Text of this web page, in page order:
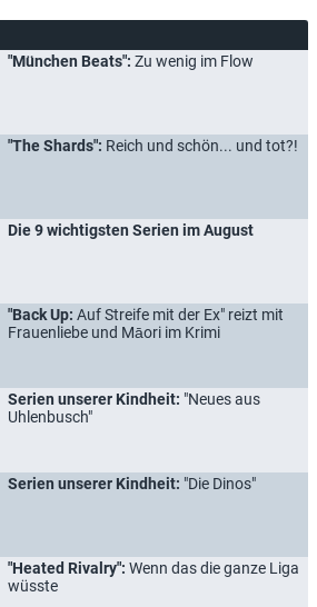
"München Beats": Zu wenig im Flow
"The Shards": Reich und schön... und tot?!
Die 9 wichtigsten Serien im August
"Back Up: Auf Streife mit der Ex" reizt mit
Frauenliebe und Māori im Krimi
Serien unserer Kindheit: "Neues aus
Uhlenbusch"
Serien unserer Kindheit: "Die Dinos"
"Heated Rivalry": Wenn das die ganze Liga
wüsste